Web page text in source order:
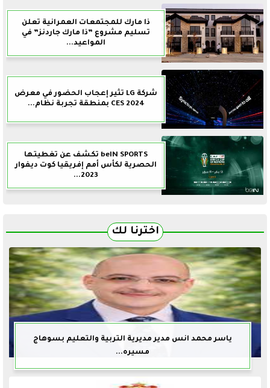
ذا مارك للمجتمعات العمرانية تعلن
تسليم مشروع ”ذا مارك جاردنز” في
المواعيد...
شركة LG تثير إعجاب الحضور في معرض
CES 2024 بمنطقة تجربة نظام...
beIN SPORTS تكشف عن تغطيتها
الحصرية لكأس أمم إفريقيا كوت ديفوار
2023...
اخترنا لك
ياسر محمد انس مدير مديرية التربية والتعليم بسوهاج
مسيره...